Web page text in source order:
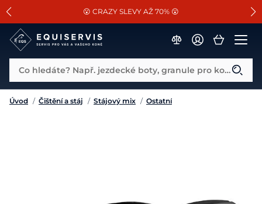
SLEVA 13% na vše od Cassini!
😮 CRAZY SLEVY AŽ 70% 😮
📐Pasování a doplňky k vybraným sedlům ZDARMA 🐴
Co hledáte? Např. jezdecké boty, granule pro koně...
Úvod / Čištění a stáj / Stájový mix / Ostatní